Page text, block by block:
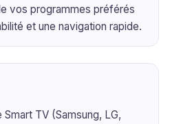
vos programmes préférés
et une navigation rapide.
TV (Samsung, LG,